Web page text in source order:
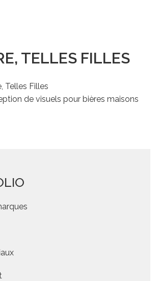
TELLES FILLES
Telles Filles
de visuels pour bières maisons